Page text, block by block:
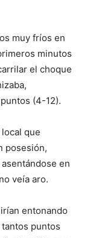
muy fríos en
minutos
el choque
(4-12).
que
posesión,
en
veía aro.
entonando
puntos